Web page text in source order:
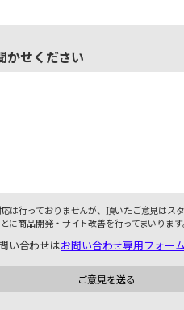
かせください
は行っておりませんが、頂いたご意見はス
に商品開発・サイト改善を行ってまいります
い合わせはお問い合わせ専用フォーム